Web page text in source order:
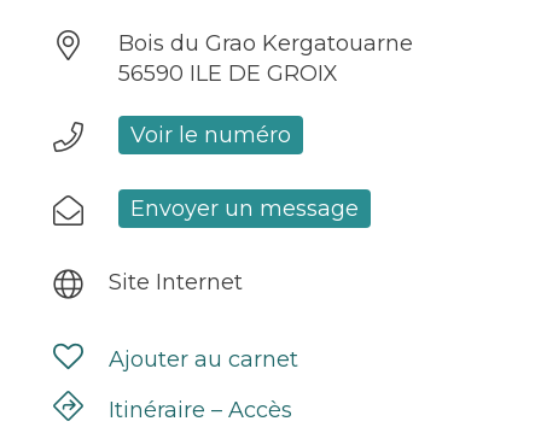
Bois du Grao Kergatouarne
56590 ILE DE GROIX
Voir le numéro
Envoyer un message
Site Internet
Ajouter au carnet
Itinéraire – Accès